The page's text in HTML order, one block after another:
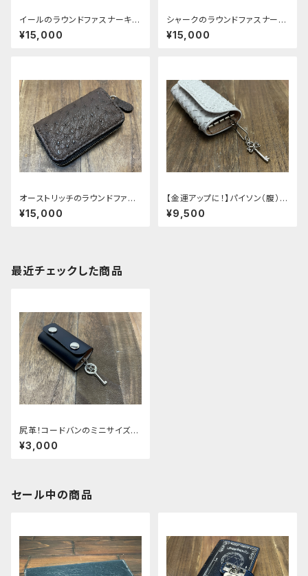
イールのラウンドファスナーキー
ケース
¥15,000
シャークのラウンドファスナーキ
ーケース
¥15,000
オーストリッチのラウンドファス
ナーキーケース
¥15,000
【金運アップに！】パイソン（腹）の
三つ折りキーケース
¥9,500
最近チェックした商品
尻革！コードバンのミニサイズの
三つ折りキーケース
¥3,000
セール中の商品